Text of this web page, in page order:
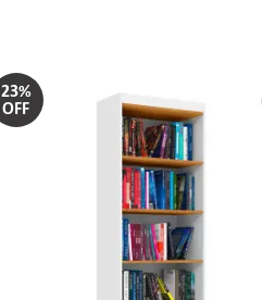
23%
OFF